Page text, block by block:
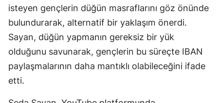
Erzincan
Eskişehir
Gaziantep
isteyen gençlerin düğün masraflarını göz önünde
bulundurarak, alternatif bir yaklaşım önerdi.
Sayan, düğün yapmanın gereksiz bir yük
olduğunu savunarak, gençlerin bu süreçte IBAN
paylaşmalarının daha mantıklı olabileceğini ifade
etti.